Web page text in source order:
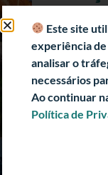
e-SIC
História
Este site
experiência
analisar o
necessários
Ao continuar
Política de